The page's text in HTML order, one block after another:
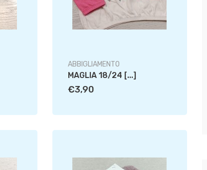
ABBIGLIAMENTO
MAGLIA 18/24 [...]
€3,90